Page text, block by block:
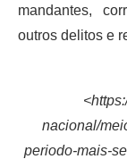
mandantes,
outros delitos e
nacional/
periodo-mais-